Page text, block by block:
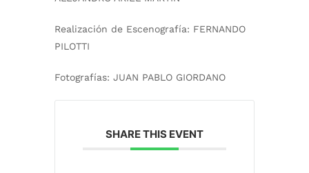
Realización de Escenografía: FERNANDO
PILOTTI
Fotografías: JUAN PABLO GIORDANO
SHARE THIS EVENT